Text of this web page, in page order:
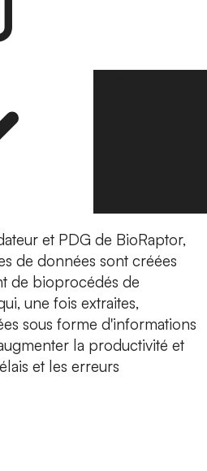
et PDG de BioRaptor,
de données sont créées
de bioprocédés de
une fois extraites,
sous forme d'informations
la productivité et
et les erreurs